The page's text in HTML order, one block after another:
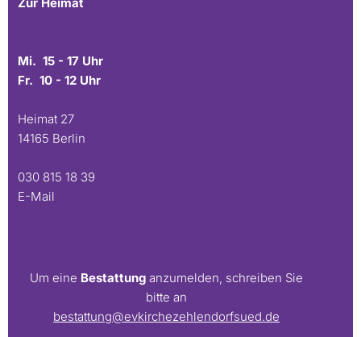
Zur Heimat
Mi. 15 - 17 Uhr
Fr. 10 - 12 Uhr
Heimat 27
14165 Berlin
030 815 18 39
E-Mail
Um eine Bestattung anzumelden, schreiben Sie
bitte an
bestattung@evkirchezehlendorfsued.de